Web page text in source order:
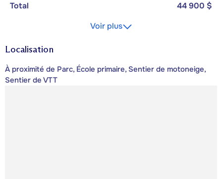
Total
44 900 $
Voir plus
Localisation
À proximité de Parc, École primaire, Sentier de motoneige,
Sentier de VTT